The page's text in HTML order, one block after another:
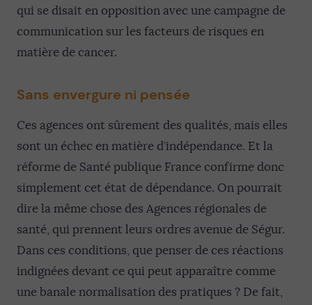
qui se disait en opposition avec une campagne de
communication sur les facteurs de risques en
matière de cancer.
Sans envergure ni pensée
Ces agences ont sûrement des qualités, mais elles
sont un échec en matière d’indépendance. Et la
réforme de Santé publique France confirme donc
simplement cet état de dépendance. On pourrait
dire la même chose des Agences régionales de
santé, qui prennent leurs ordres avenue de Ségur.
Dans ces conditions, que penser de ces réactions
indignées devant ce qui peut apparaître comme
une banale normalisation des pratiques ? De fait,